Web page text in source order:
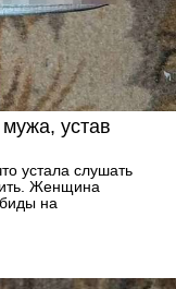
устав
устала слушать
Женщина
на